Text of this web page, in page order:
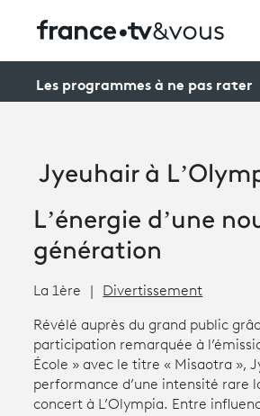
Creators
À la une
Participer et assister à une émission
Productions et innovation
Programme tv
Les programmes à ne pas rater
Jyeuhair à
L’énergie d’une
génération
La 1ère Divertissement
Révélé auprès du grand public
participation remarquée à
École » avec le titre « Misaotra »,
performance d’une intensité rare
concert à L’Olympia. Entre